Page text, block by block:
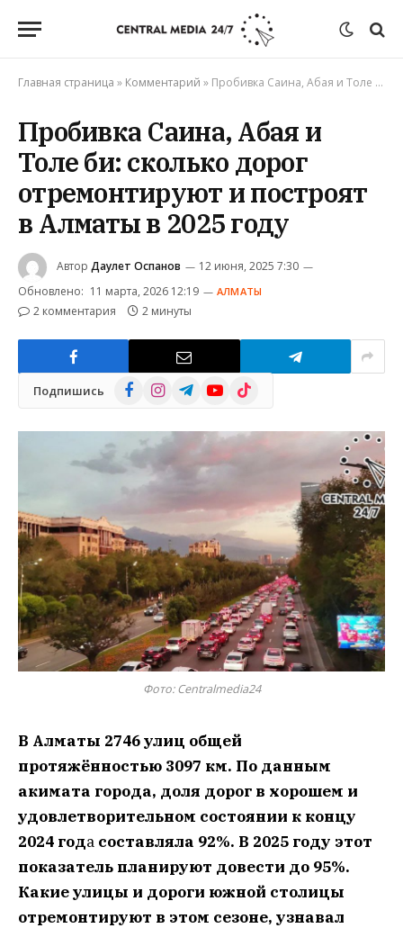
Главная страница » Комментарий » Пробивка Саина, Абая и Толе би: сколько дорог отремонтируют и построят в Алматы в 2025 году
Пробивка Саина, Абая и
Толе би: сколько дорог
отремонтируют и построят
в Алматы в 2025 году
Автор Даулет Оспанов
12 июня, 2025 7:30
Обновлено: 11 марта, 2026 12:19 АЛМАТЫ
2 комментария 2 минуты
Подпишись FacebookInstagramTelegramYouTube
TikTok
Фото: Centralmedia24
В Алматы 2746 улиц общей
протяжённостью 3097 км. По данным
акимата города, доля дорог в хорошем и
удовлетворительном состоянии к концу
2024 года составляла 92%. В 2025 году этот
показатель планируют довести до 95%.
Какие улицы и дороги южной столицы
отремонтируют в этом сезоне, узнавал